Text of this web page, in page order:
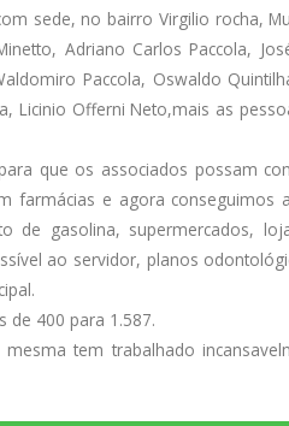
sede, no bairro Virgilio rocha,
Adriano Carlos Paccola,
Paccola, Oswaldo
Licinio Offerni Neto,mais as
que os associados possam
farmácias e agora conseguimos
de gasolina, supermercados,
ao servidor, planos
400 para 1.587.
tem trabalhado